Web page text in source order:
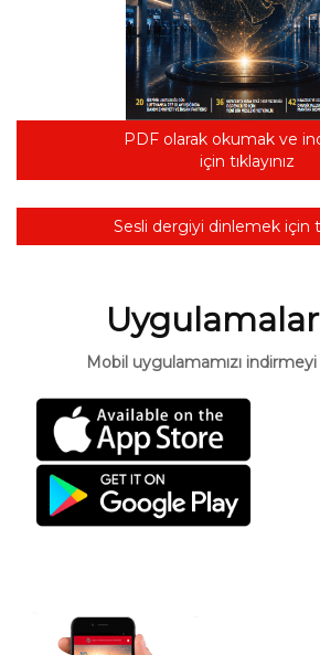
PDF olarak okumak ve
için tıklayınız
Sesli dergiyi dinlemek için
Mobil uygulamamızı